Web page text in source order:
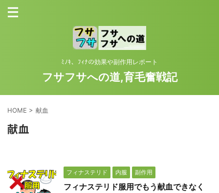
ﾐﾉｷ、ﾌｨﾅの効果や副作用レポート
フサフサへの道,育毛奮戦記
HOME > 献血
献血
フィナステリド 内服 副作用
フィナステリド服用でもう献血できなく